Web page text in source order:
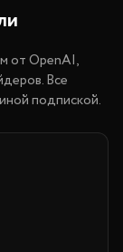
от OpenAI,
Все
подпиской.